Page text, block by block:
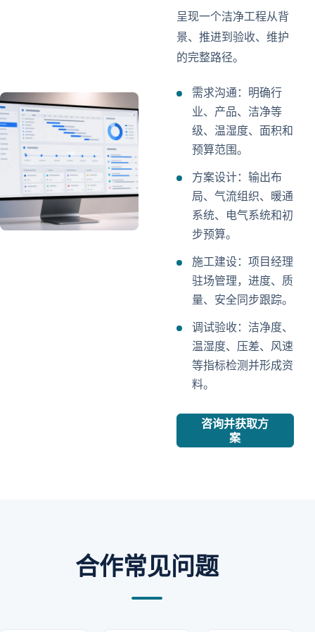
呈现一个洁净工程从背
景、推进到验收、维护
的完整路径。
需求沟通：明确行
业、产品、洁净等
级、温湿度、面积和
预算范围。
方案设计：输出布
局、气流组织、暖通
系统、电气系统和初
步预算。
施工建设：项目经理
驻场管理，进度、质
量、安全同步跟踪。
调试验收：洁净度、
温湿度、压差、风速
等指标检测并形成资
料。
咨询并获取方
案
合作常见问题